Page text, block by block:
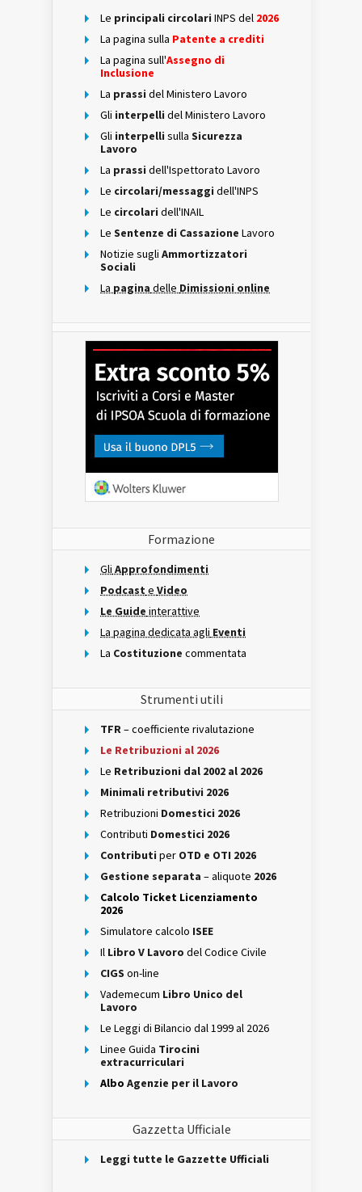
Le principali circolari INPS del 2026
La pagina sulla Patente a crediti
La pagina sull'Assegno di
Inclusione
La prassi del Ministero Lavoro
Gli interpelli del Ministero Lavoro
Gli interpelli sulla Sicurezza
Lavoro
La prassi dell'Ispettorato Lavoro
Le circolari/messaggi dell'INPS
Le circolari dell'INAIL
Le Sentenze di Cassazione Lavoro
Notizie sugli Ammortizzatori
Sociali
La pagina delle Dimissioni online
Formazione
Gli Approfondimenti
Podcast e Video
Le Guide interattive
La pagina dedicata agli Eventi
La Costituzione commentata
Strumenti utili
TFR– coefficiente rivalutazione
Le Retribuzioni al 2026
Le Retribuzioni dal 2002 al 2026
Minimali retributivi 2026
Retribuzioni Domestici 2026
Contributi Domestici 2026
Contributi per OTD e OTI 2026
Gestione separata – aliquote 2026
Calcolo Ticket Licenziamento
2026
Simulatore calcolo ISEE
Il Libro V Lavoro del Codice Civile
CIGS on-line
Vademecum Libro Unico del
Lavoro
Le Leggi di Bilancio dal 1999 al 2026
Linee Guida Tirocini
extracurriculari
Albo Agenzie per il Lavoro
Gazzetta Ufficiale
Leggi tutte le Gazzette Ufficiali